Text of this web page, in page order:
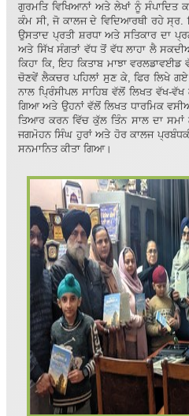
ਗੁਰਮਤਿ ਵਿਖਿਆਨਾਂ ਅਤੇ ਲੇਖਾਂ ਨੂੰ ਸੰਪਾਦਿਤ
ਕੰਮ ਸੀ, ਜੋ ਕਾਲਜ ਦੇ ਵਿਦਿਆਰਥੀ ਰਹੇ
ਉਸਤਾਦ ਪ੍ਰਤੀ ਸ਼ਰਧਾ ਅਤੇ ਸਤਿਕਾਰ ਦਾ
ਅਤੇ ਸਿੱਖ ਸੰਗਤਾਂ ਵੱਧ ਤੋਂ ਵੱਧ ਲਾਹਾ ਲੈ
ਕਿਹਾ ਕਿ, ਇਹ ਕਿਤਾਬ ਮਾਝਾ ਵਰਲਡਾਵਈਡ
ਚੋਣਵੇਂ ਲੈਕਚਰ ਪਹਿਲਾਂ ਸੁਣ ਕੇ, ਫਿਰ ਲਿਖੇ
ਨਾਲ ਪ੍ਰਿੰਸੀਪਲ ਸਾਹਿਬ ਵੱਲੋਂ ਲਿਖਤ ਵੱਖ-
ਗਿਆ ਅਤੇ ਉਹਨਾਂ ਵੱਲੋਂ ਲਿਖਤ ਧਾਰਮਿਕ
ਤਿਆਰ ਕਰਨ ਵਿੱਚ ਕੁੱਲ ਤਿੰਨ ਸਾਲ ਦਾ ਸਮਾਂ
ਜਗਮੋਹਨ ਸਿੰਘ ਹੁਰਾਂ ਅਤੇ ਹੋਰ ਕਾਲਜ
ਸਨਮਾਨਿਤ ਕੀਤਾ ਗਿਆ।